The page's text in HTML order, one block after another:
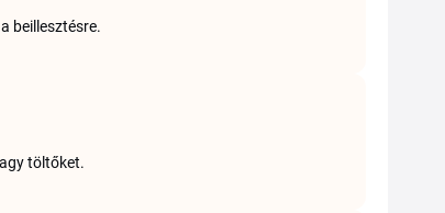
beillesztésre.
töltőket.